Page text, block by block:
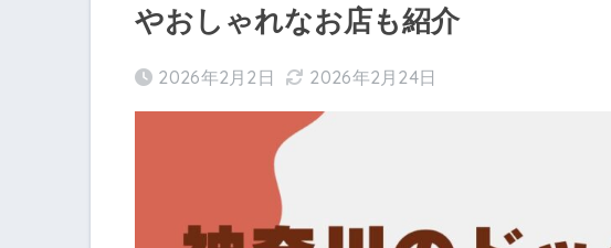
やおしゃれなお店も紹介
2026年2月2日 2026年2月24日